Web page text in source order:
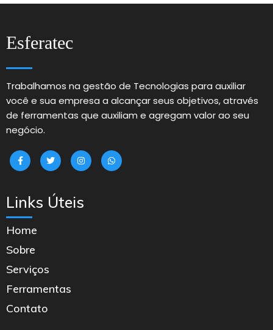
Esferatec
Trabalhamos na gestão de Tecnologias para auxiliar
você e sua empresa a alcançar seus objetivos, através
de ferramentas que auxiliam e agregam valor ao seu
negócio.
Links Úteis
Home
Sobre
Serviços
Ferramentas
Contato